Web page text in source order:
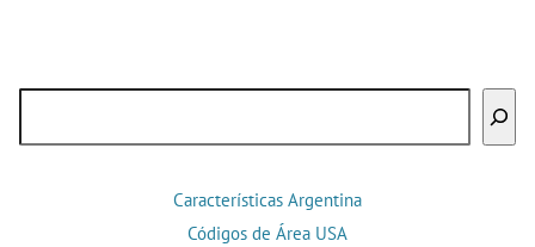
Características Argentina
Códigos de Área USA